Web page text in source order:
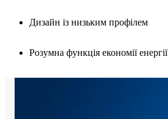
Дизайн із низьким профілем
Розумна функція економії енергії